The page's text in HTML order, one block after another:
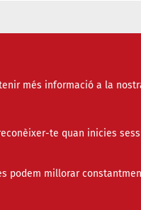
més informació a la
te quan inicies
millorar